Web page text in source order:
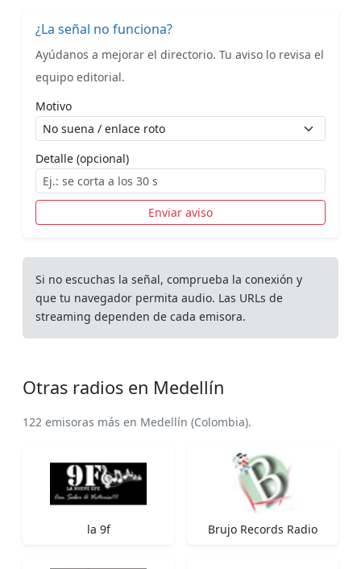
¿La señal no funciona?
Ayúdanos a mejorar el directorio. Tu aviso lo revisa el
equipo editorial.
Motivo
Detalle (opcional)
Enviar aviso
Si no escuchas la señal, comprueba la conexión y
que tu navegador permita audio. Las URLs de
streaming dependen de cada emisora.
Otras radios en Medellín
122 emisoras más en Medellín (Colombia).
la 9f Brujo Records Radio